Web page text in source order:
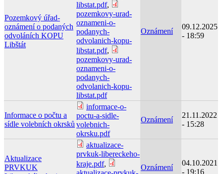
Pozemkový úřad-
oznámení o podaných
odvoláních KOPU
Libštát
libstat.pdf,
pozemkovy-urad-
oznameni-o-
podanych-
odvolanich-kopu-
libstat.pdf,
pozemkovy-urad-
oznameni-o-
podanych-
odvolanich-kopu-
libstat.pdf
Oznámení
09.12.2025
- 18:59
Informace o počtu a
sídle volebních okrsků
informace-o-
poctu-a-sidle-
volebnich-
okrsku.pdf
Oznámení
21.11.2022
- 15:28
Aktualizace
PRVKUK
aktualizace-
prvkuk-libereckeho-
kraje.pdf,
Oznámení
04.10.2021
- 19:16